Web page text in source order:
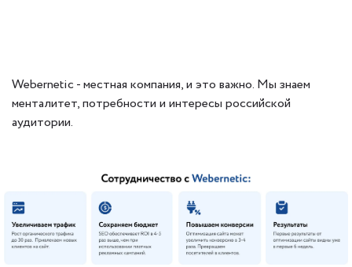
Webernetic - местная компания, и это важно. Мы знаем
менталитет, потребности и интересы российской
аудитории.